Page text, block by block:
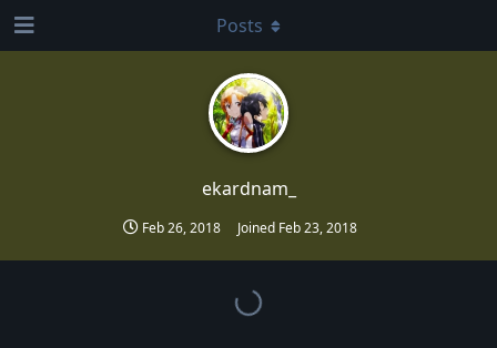
ekardnam_
Feb 26, 2018 Joined Feb 23, 2018
Posts